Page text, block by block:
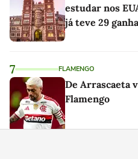
estudar nos
já teve 29
7 FLAMENGO
De Arrascaeta
Flamengo